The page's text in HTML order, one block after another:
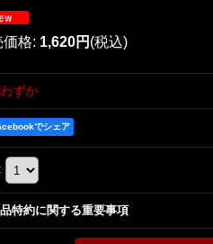
価格: 1,620円 (税込)
ずか
でシェア
:
特約に関する重要事項